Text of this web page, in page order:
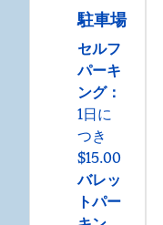
駐車場
セルフ
パーキ
ング：
1日に
つき
$15.00
バレッ
トパー